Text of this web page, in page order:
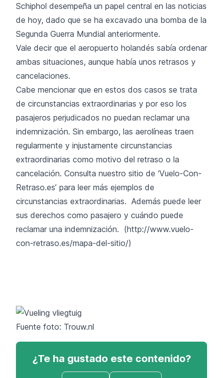
Schiphol desempeña un papel central en las noticias
de hoy, dado que se ha excavado una bomba de la
Segunda Guerra Mundial anteriormente.
Vale decir que el aeropuerto holandés sabía ordenar
ambas situaciones, aunque había unos retrasos y
cancelaciones.
Cabe mencionar que en estos dos casos se trata
de circunstancias extraordinarias y por eso los
pasajeros perjudicados no puedan reclamar una
indemnización. Sin embargo, las aerolíneas traen
regularmente y injustamente circunstancias
extraordinarias como motivo del retraso o la
cancelación. Consulta nuestro sitio de ‘Vuelo-Con-
Retraso.es’ para leer más ejemplos de
circunstancias extraordinarias. Además puede leer
sus derechos como pasajero y cuándo puede
reclamar una indemnización. (http://www.vuelo-
con-retraso.es/mapa-del-sitio/)
Fuente foto: Trouw.nl
¿Te ha gustado este contenido?